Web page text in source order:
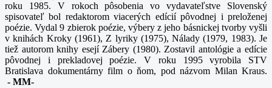
roku 1985. V rokoch pôsobenia vo vydavateľstve Slovenský
spisovateľ bol redaktorom viacerých edícií pôvodnej i preloženej
poézie. Vydal 9 zbierok poézie, výbery z jeho básnickej tvorby vyšli
v knihách Kroky (1961), Z lyriky (1975), Nálady (1979, 1983). Je
tiež autorom knihy esejí Zábery (1980). Zostavil antológie a edície
pôvodnej i prekladovej poézie. V roku 1995 vyrobila STV
Bratislava dokumentárny film o ňom, pod názvom Milan Kraus.
- MM-